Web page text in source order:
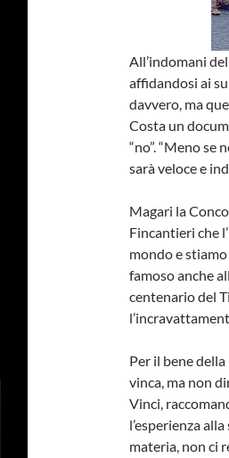
All’indomani
affidandosi ai
davvero, ma
Costa un
“no”. “Meno
sarà veloce e
Magari la
Fincantieri che
mondo e
famoso anche
centenario del
Per il bene
vinca, ma non
Vinci,
l’esperienza
materia, non ci